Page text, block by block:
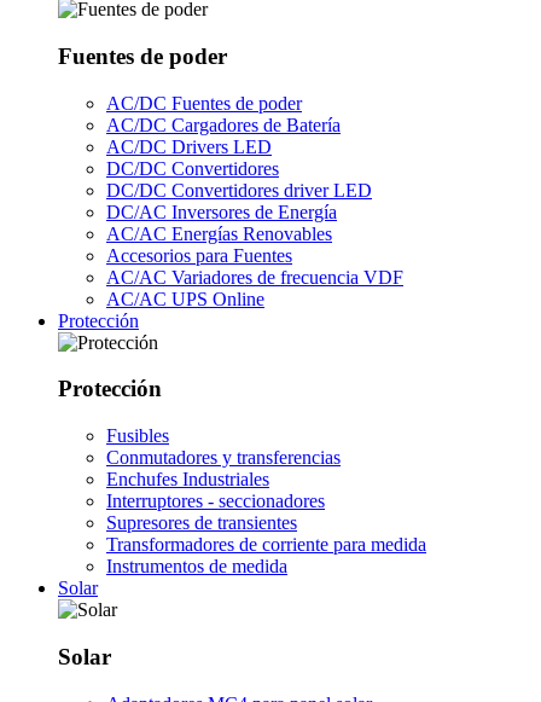
Fuentes de poder
AC/DC Fuentes de poder
AC/DC Cargadores de Batería
AC/DC Drivers LED
DC/DC Convertidores
DC/DC Convertidores driver LED
DC/AC Inversores de Energía
AC/AC Energías Renovables
Accesorios para Fuentes
AC/AC Variadores de frecuencia VDF
AC/AC UPS Online
Protección
Protección
Fusibles
Conmutadores y transferencias
Enchufes Industriales
Interruptores - seccionadores
Supresores de transientes
Transformadores de corriente para medida
Instrumentos de medida
Solar
Solar